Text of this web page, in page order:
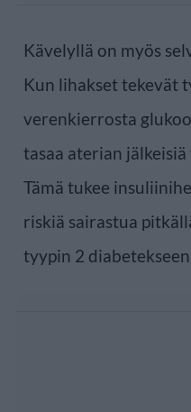
Kävelyllä on myös
Kun lihakset tekevät
verenkierrosta
tasaa aterian
Tämä tukee
riskiä sairastua
tyypin 2